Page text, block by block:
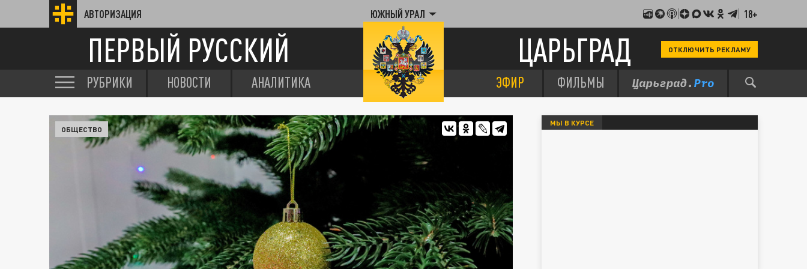
АВТОРИЗАЦИЯ ЮЖНЫЙ УРАЛ 18+
ПЕРВЫЙ РУССКИЙ ЦАРЬГРАД ОТКЛЮЧИТЬ РЕКЛАМУ
РУБРИКИ НОВОСТИ АНАЛИТИКА ЭФИР ФИЛЬМЫ
ОБЩЕСТВО
МЫ В КУРСЕ